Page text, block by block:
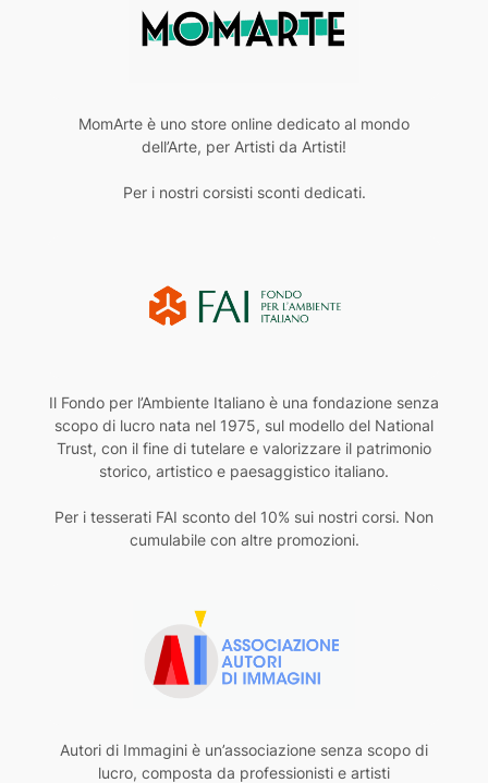
MomArte è uno store online dedicato al mondo
dell’Arte, per Artisti da Artisti!
Per i nostri corsisti sconti dedicati.
Il Fondo per l’Ambiente Italiano è una fondazione senza
scopo di lucro nata nel 1975, sul modello del National
Trust, con il fine di tutelare e valorizzare il patrimonio
storico, artistico e paesaggistico italiano.
Per i tesserati FAI sconto del 10% sui nostri corsi. Non
cumulabile con altre promozioni.
Autori di Immagini è un’associazione senza scopo di
lucro, composta da professionisti e artisti